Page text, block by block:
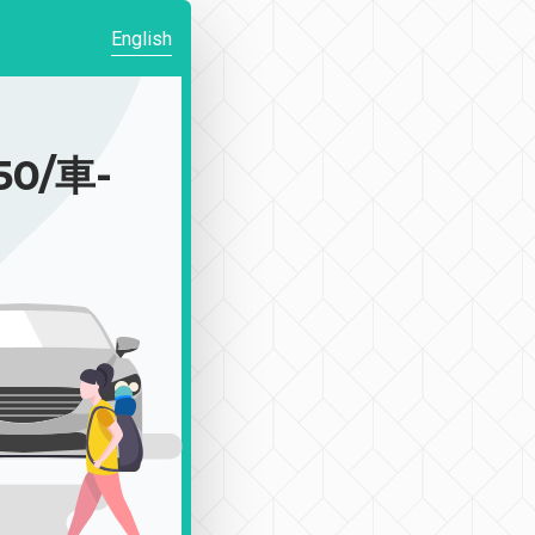
English
車-